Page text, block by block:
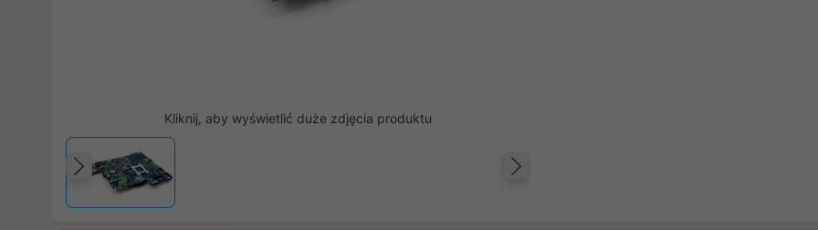
Kliknij, aby wyświetlić duże zdjęcia produktu
Poprzedni